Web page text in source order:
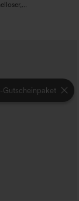
Gutscheinpaket
Jumpsuit mit
Edition